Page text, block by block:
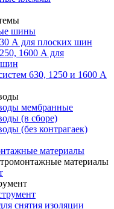
шины
А для плоских шин
1600 А для
630, 1250 и 1600 А
мембранные
(в сборе)
(без контрагаек)
материалы
материалы
снятия изоляции